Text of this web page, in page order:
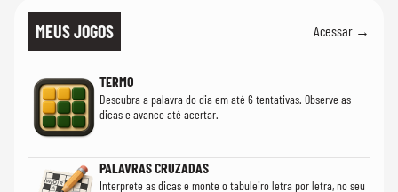
MEUS JOGOS Acessar →
TERMO
Descubra a palavra do dia em até 6 tentativas. Observe as
dicas e avance até acertar.
PALAVRAS CRUZADAS
Interprete as dicas e monte o tabuleiro letra por letra, no seu